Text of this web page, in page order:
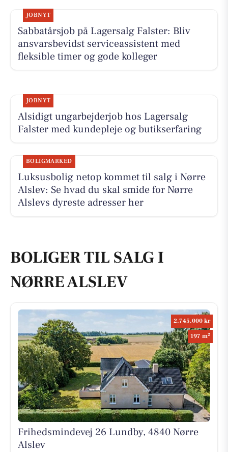
JOBNYT
Sabbatårsjob på Lagersalg Falster: Bliv
ansvarsbevidst serviceassistent med
fleksible timer og gode kolleger
JOBNYT
Alsidigt ungarbejderjob hos Lagersalg
Falster med kundepleje og butikserfaring
BOLIGMARKED
Luksusbolig netop kommet til salg i Nørre
Alslev: Se hvad du skal smide for Nørre
Alslevs dyreste adresser her
BOLIGER TIL SALG I
NØRRE ALSLEV
2.745.000 kr
197 m2
Frihedsmindevej 26 Lundby, 4840 Nørre
Alslev